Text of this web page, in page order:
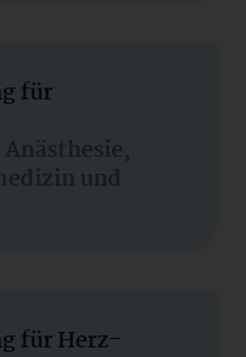
für
und
für Herz-